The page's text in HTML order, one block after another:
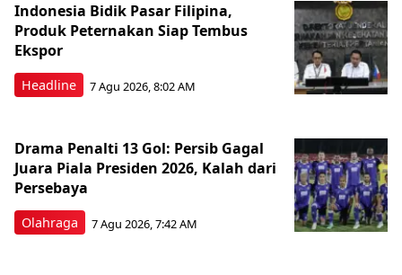
Headline
Indonesia Bidik Pasar Filipina,
Produk Peternakan Siap Tembus
Ekspor
7 Agu 2026, 8:02 AM
Olahraga
Drama Penalti 13 Gol: Persib Gagal
Juara Piala Presiden 2026, Kalah dari
Persebaya
7 Agu 2026, 7:42 AM